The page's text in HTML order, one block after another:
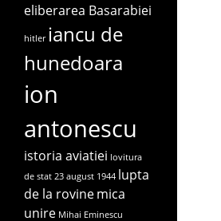
eliberarea Basarabiei
hitler iancu de
hunedoara
ion
antonescu
istoria aviatiei lovitura
de stat 23 august 1944 lupta
de la rovinemica
unire Mihai Eminescu